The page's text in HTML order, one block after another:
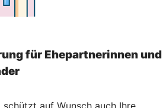
für Ehepartnerinnen und
auf Wunsch auch Ihre